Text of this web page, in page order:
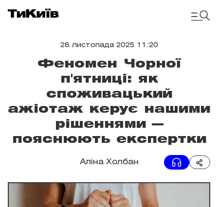
28 листопада 2025 11:20
Феномен Чорної
п'ятниці: як
споживацький
ажіотаж керує нашими
рішеннями —
пояснюють експертки
Аліна Холбан